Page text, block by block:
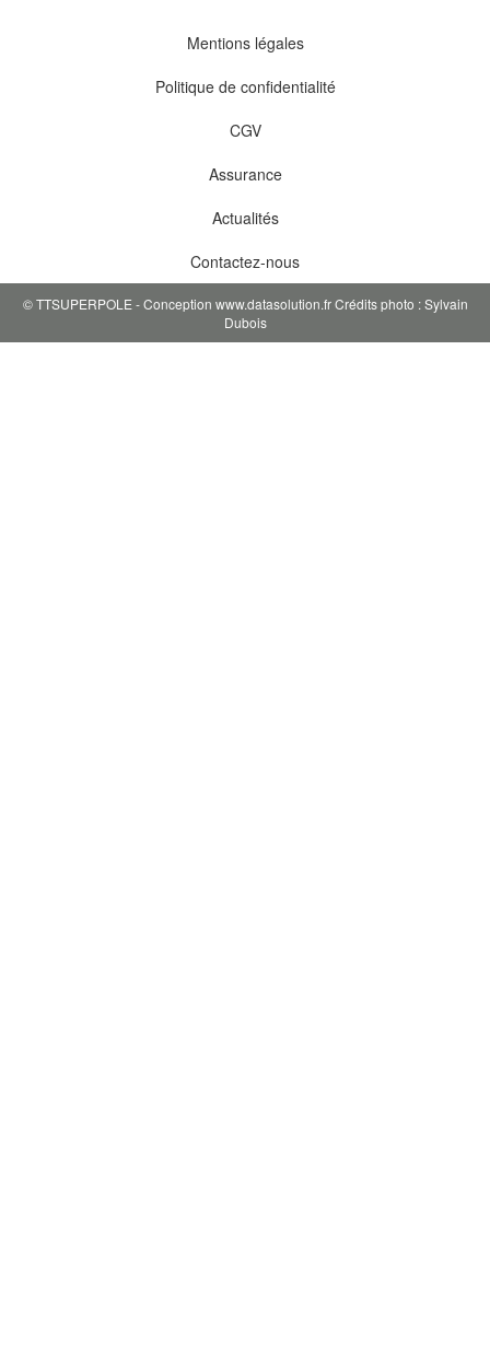
Mentions légales
Politique de confidentialité
CGV
Assurance
Actualités
Contactez-nous
© TTSUPERPOLE - Conception www.datasolution.fr Crédits photo : Sylvain
Dubois